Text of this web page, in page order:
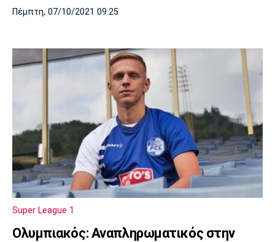
Πέμπτη, 07/10/2021 09:25
Super League 1
Ολυμπιακός: Αναπληρωματικός στην